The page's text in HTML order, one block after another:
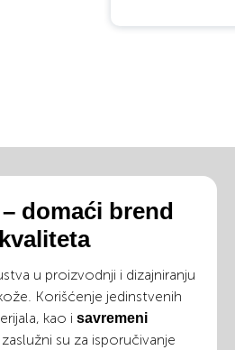
domaći brend
u proizvodnji i dizajniranju
Korišćenje jedinstvenih
kao i savremeni
zaslužni su za isporučivanje